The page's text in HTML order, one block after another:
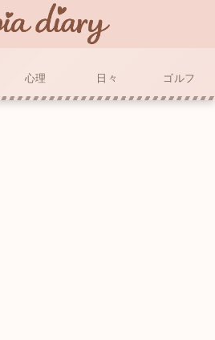
心理 日々 ゴルフ